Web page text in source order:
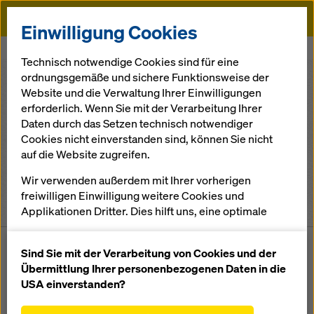
Doka
Standorte
Alle Kontinente
Deutschland
16Standorte & Kontakte gefunden
STANDORT
Distribution Center
Ludwig-Edinger-
Einwilligung Cookies
Technisch notwendige Cookies sind für eine
ordnungsgemäße und sichere Funktionsweise der
Website und die Verwaltung Ihrer Einwilligungen
erforderlich. Wenn Sie mit der Verarbeitung Ihrer
Daten durch das Setzen technisch notwendiger
Cookies nicht einverstanden sind, können Sie nicht
auf die Website zugreifen.
Wir verwenden außerdem mit Ihrer vorherigen
freiwilligen Einwilligung weitere Cookies und
Applikationen Dritter. Dies hilft uns, eine optimale
die Funktionalität unserer Website ständig zu
verbessern (Funktionale und Statistik Cookies),
Sind Sie mit der Verarbeitung von Cookies und der
Übermittlung Ihrer personenbezogenen Daten in die
USA einverstanden?